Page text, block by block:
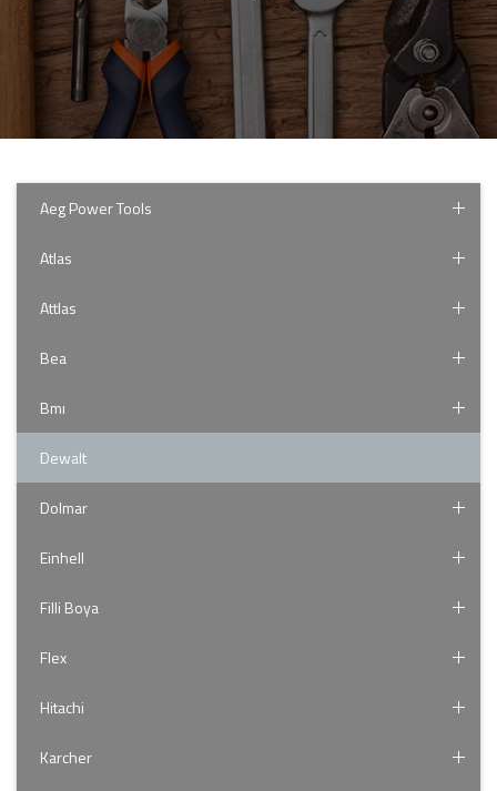
Aeg Power Tools
Atlas
Attlas
Bea
Bmı
Dewalt
Dolmar
Einhell
Filli Boya
Flex
Hitachi
Karcher